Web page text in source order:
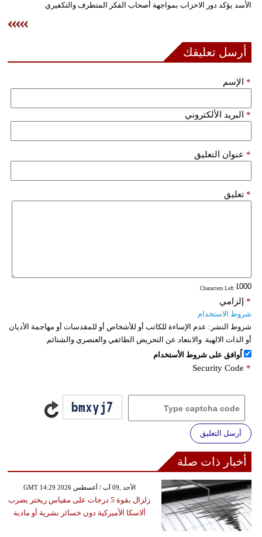
أخبار
وتكنولوجيا
الأسد يؤكد دور الاحزاب بمواجهة أصحاب الفكر المتطرف والتكفيري
أرسل تعليقك
الإسم *
البريد الألكتروني *
عنوان التعليق *
تعليق *
: Characters Left
إلزامي *
شروط الاستخدام
شروط النشر: عدم الإساءة للكاتب أو للأشخاص أو للمقدسات أو مهاجمة الأديان
أو الذات الالهية. والابتعاد عن التحريض الطائفي والعنصري والشتائم.
اُوافق على شروط الأستخدام
Security Code *
أرسل التعليق
أخبار ذات صلة
GMT 14:29 2026 الأحد ,09 آب / أغسطس
زلزال بقوة 5 درجات على مقياس ريختر يضرب
ألاسكا الأميركية دون خسائر بشرية أو مادية